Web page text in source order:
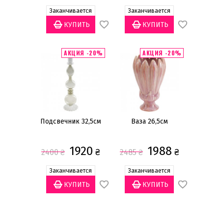
Заканчивается Заканчивается
АКЦИЯ -20%
Подсвечник 32,5см
2400 ₴ 1920 ₴
Заканчивается
АКЦИЯ -20%
Ваза 26,5см
2485 ₴ 1988 ₴
Заканчивается